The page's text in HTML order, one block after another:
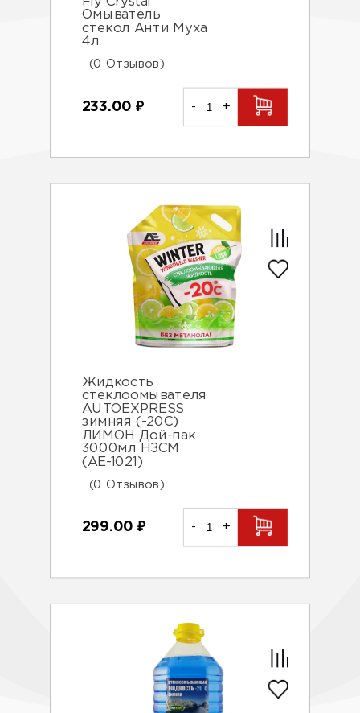
Омыватель
стекол Анти Муха
4л
(0 Отзывов)
233.00 ₽ - +
Жидкость
стеклоомывателя
AUTOEXPRESS
зимняя (-20С)
ЛИМОН Дой-пак
3000мл НЗСМ
(AE-1021)
(0 Отзывов)
299.00 ₽ - +